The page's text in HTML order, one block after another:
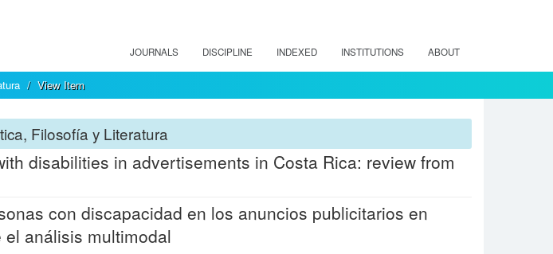
JOURNALS DISCIPLINE INDEXED INSTITUTIONS ABOUT
View Item
Filosofía y Literatura
disabilities in advertisements in Costa Rica: review from
con discapacidad en los anuncios publicitarios en
análisis multimodal